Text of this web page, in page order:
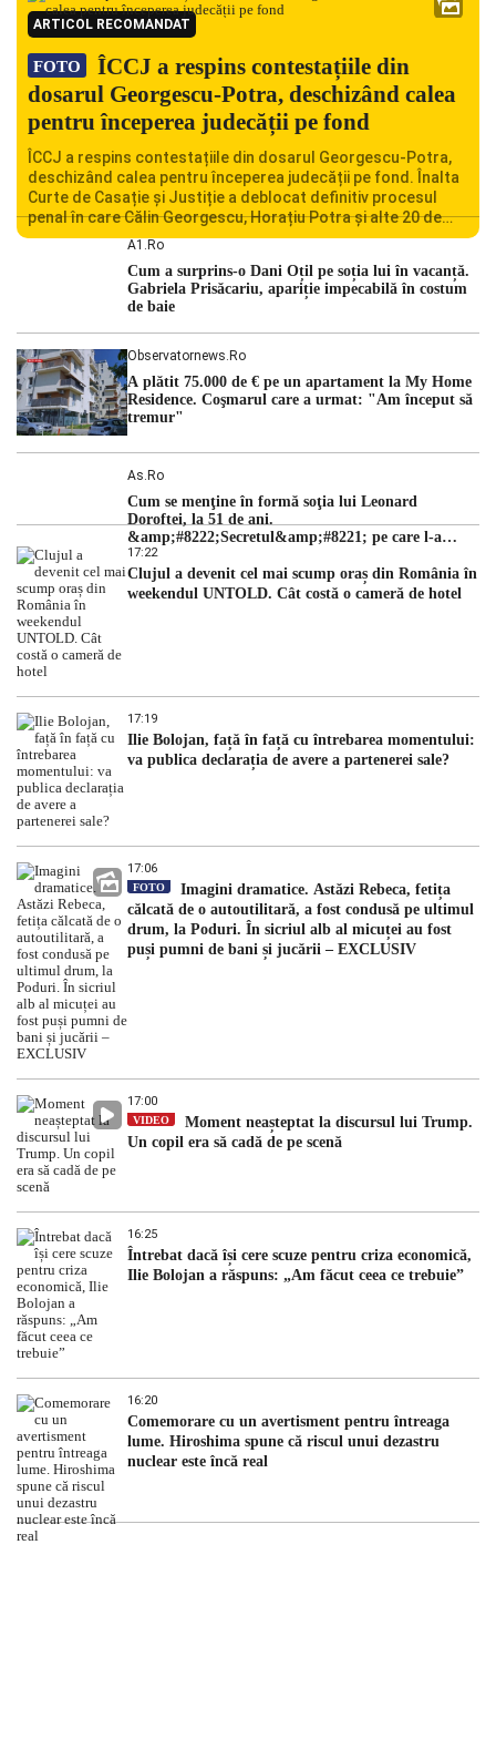
ARTICOL RECOMANDAT
FOTO
ÎCCJ a respins contestațiile din
dosarul Georgescu-Potra, deschizând calea
pentru începerea judecății pe fond
ÎCCJ a respins contestațiile din dosarul Georgescu-Potra,
deschizând calea pentru începerea judecății pe fond. Înalta
Curte de Casație și Justiție a deblocat definitiv procesul
penal în care Călin Georgescu, Horațiu Potra și alte 20 de
persoane sunt acuzați de acțiuni îndreptate împotriva
judecătorii de la instanța supremă au […]
A1.ro
Cum a surprins-o Dani Oțil pe soția lui în vacanță.
Gabriela Prisăcariu, apariție impecabilă în costum
de baie
Observatornews.ro
A plătit 75.000 de € pe un apartament la My Home
Residence. Coşmarul care a urmat: "Am început să
tremur"
As.ro
Cum se menţine în formă soţia lui Leonard
Doroftei, la 51 de ani.
&amp;#8222;Secretul&amp;#8221; pe care l-a
dezvăluit
17:22
Clujul a devenit cel mai scump oraș din România în
weekendul UNTOLD. Cât costă o cameră de hotel
17:19
Ilie Bolojan, față în față cu întrebarea momentului:
va publica declarația de avere a partenerei sale?
17:06
FOTO
Imagini dramatice. Astăzi Rebeca, fetița
călcată de o autoutilitară, a fost condusă pe ultimul
drum, la Poduri. În sicriul alb al micuței au fost
puși pumni de bani și jucării – EXCLUSIV
17:00
VIDEO
Moment neașteptat la discursul lui Trump.
Un copil era să cadă de pe scenă
16:25
Întrebat dacă își cere scuze pentru criza economică,
Ilie Bolojan a răspuns: „Am făcut ceea ce trebuie”
16:20
Comemorare cu un avertisment pentru întreaga
lume. Hiroshima spune că riscul unui dezastru
nuclear este încă real